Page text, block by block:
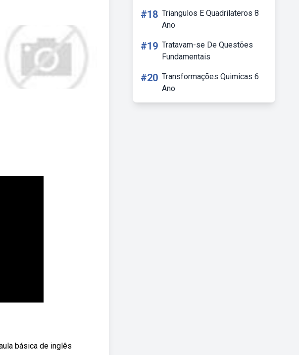
básica de inglês
#18 Triangulos E Quadrilateros 8
Ano
#19 Tratavam-se De Questões
Fundamentais
#20 Transformações Quimicas 6
Ano